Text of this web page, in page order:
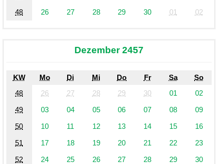
48
26 27 28 29 30 01 02
Dezember 2457
KW Mo Di Mi Do Fr Sa
So
48
26 27 28 29 30 01
02
49
03 04 05 06 07 08
09
50
10 11 12 13 14 15
16
51
17 18 19 20 21 22
23
52
24 25 26 27 28 29
30